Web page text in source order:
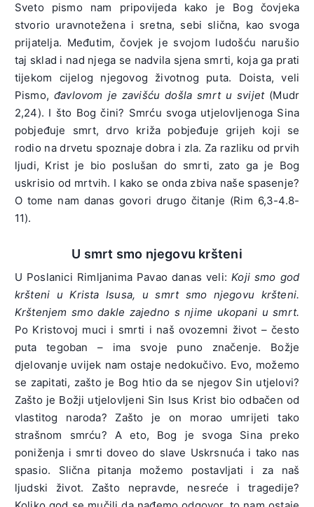
Sveto pismo nam pripovijeda kako je Bog čovjeka
stvorio uravnotežena i sretna, sebi slična, kao svoga
prijatelja. Međutim, čovjek je svojom ludošću narušio
taj sklad i nad njega se nadvila sjena smrti, koja ga prati
tijekom cijelog njegovog životnog puta. Doista, veli
Pismo, đavlovom je zavišću došla smrt u svijet(Mudr
2,24). I što Bog čini? Smrću svoga utjelovljenoga Sina
pobjeđuje smrt, drvo križa pobjeđuje grijeh koji se
rodio na drvetu spoznaje dobra i zla. Za razliku od prvih
ljudi, Krist je bio poslušan do smrti, zato ga je Bog
uskrisio od mrtvih. I kako se onda zbiva naše spasenje?
O tome nam danas govori drugo čitanje (Rim 6,3-4.8-
11).
U smrt smo njegovu kršteni
U Poslanici Rimljanima Pavao danas veli:Koji smo god
kršteni u Krista Isusa, u smrt smo njegovu kršteni.
Krštenjem smo dakle zajedno s njime ukopani u smrt.
Po Kristovoj muci i smrti i naš ovozemni život – često
puta tegoban – ima svoje puno značenje. Božje
djelovanje uvijek nam ostaje nedokučivo. Evo, možemo
se zapitati, zašto je Bog htio da se njegov Sin utjelovi?
Zašto je Božji utjelovljeni Sin Isus Krist bio odbačen od
vlastitog naroda? Zašto je on morao umrijeti tako
strašnom smrću? A eto, Bog je svoga Sina preko
poniženja i smrti doveo do slave Uskrsnuća i tako nas
spasio. Slična pitanja možemo postavljati i za naš
ljudski život. Zašto nepravde, nesreće i tragedije?